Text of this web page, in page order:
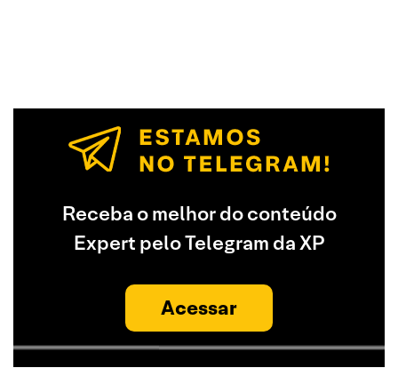
Receba o melhor do conteúdo
Expert pelo Telegram da XP
Acessar